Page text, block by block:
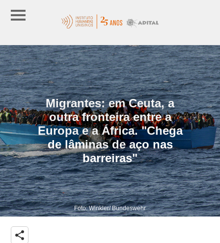
Migrantes: em Ceuta, a
outra fronteira entre a
Europa e a África. "Chega
de lâminas de aço nas
barreiras"
Foto: Winkler/ Bundeswehr
share